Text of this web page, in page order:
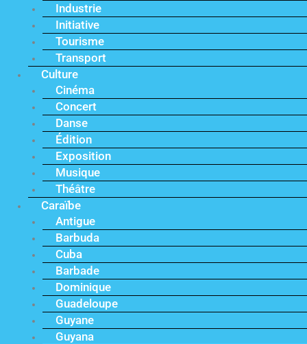
Industrie
Initiative
Tourisme
Transport
Culture
Cinéma
Concert
Danse
Édition
Exposition
Musique
Théâtre
Caraïbe
Antigue
Barbuda
Cuba
Barbade
Dominique
Guadeloupe
Guyane
Guyana